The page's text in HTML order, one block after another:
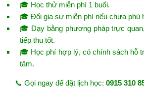
🎓 Học thử miễn phí 1 buổi.
🎓 Đổi gia sư miễn phí nếu chưa phù
🎓 Dạy bằng phương pháp trực
tiếp thu tốt.
🎓 Học phí hợp lý, có chính sách hỗ
tâm.
📞 Gọi ngay để đặt lịch học: 0915 310